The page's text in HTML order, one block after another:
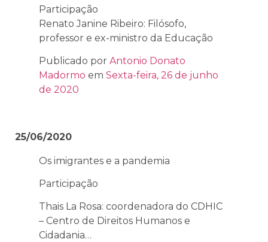
Participação
Renato Janine Ribeiro: Filósofo,
professor e ex-ministro da Educação
Publicado por Antonio Donato
Madormo em Sexta-feira, 26 de junho
de 2020
25/06/2020
Os imigrantes e a pandemia
Participação
Thais La Rosa: coordenadora do CDHIC
– Centro de Direitos Humanos e
Cidadania…